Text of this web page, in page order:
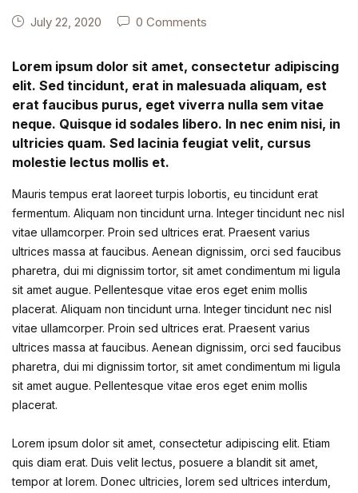
number
July 22, 2020 0 Comments
Lorem ipsum dolor sit amet, consectetur adipiscing
elit. Sed tincidunt, erat in malesuada aliquam, est
erat faucibus purus, eget viverra nulla sem vitae
neque. Quisque id sodales libero. In nec enim nisi, in
ultricies quam. Sed lacinia feugiat velit, cursus
molestie lectus mollis et.
Mauris tempus erat laoreet turpis lobortis, eu tincidunt erat
fermentum. Aliquam non tincidunt urna. Integer tincidunt nec nisl
vitae ullamcorper. Proin sed ultrices erat. Praesent varius
ultrices massa at faucibus. Aenean dignissim, orci sed faucibus
pharetra, dui mi dignissim tortor, sit amet condimentum mi ligula
sit amet augue. Pellentesque vitae eros eget enim mollis
placerat. Aliquam non tincidunt urna. Integer tincidunt nec nisl
vitae ullamcorper. Proin sed ultrices erat. Praesent varius
ultrices massa at faucibus. Aenean dignissim, orci sed faucibus
pharetra, dui mi dignissim tortor, sit amet condimentum mi ligula
sit amet augue. Pellentesque vitae eros eget enim mollis
placerat.
Lorem ipsum dolor sit amet, consectetur adipiscing elit. Etiam
quis diam erat. Duis velit lectus, posuere a blandit sit amet,
tempor at lorem. Donec ultricies, lorem sed ultrices interdum,